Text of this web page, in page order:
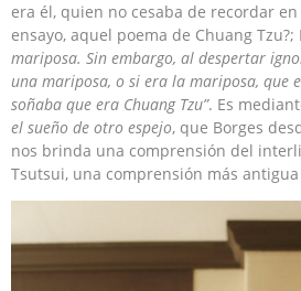
era él, quien no cesaba de recordar
ensayo, aquel poema de Chuang Tzu?;
mariposa. Sin embargo, al despertar
una mariposa, o si era la mariposa, que
soñaba que era Chuang Tzu”. Es
el sueño de otro espejo, que Borges
nos brinda una comprensión del
Tsutsui, una comprensión más